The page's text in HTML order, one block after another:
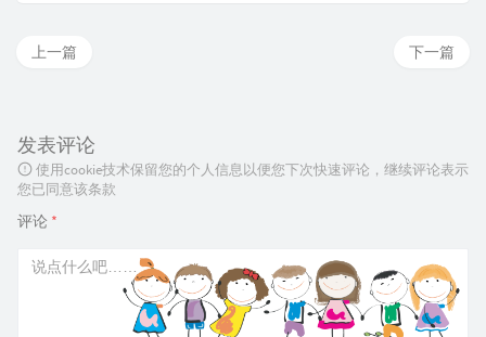
下一篇
上一篇
发表评论
使用cookie技术保留您的个人信息以便您下次快速评论，继续评论表示
您已同意该条款
评论 *